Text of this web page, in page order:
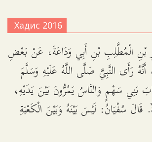
Хадис 2016
بْنِ الْمُطَّلِبِ بْنِ أَبِي وَدَاعَةَ، عَنْ بَعْضِ
رَأَى النَّبِيَّ صَلَّى اللَّهُ عَلَيْهِ وَسَلَّمَ
بَنِي سَهْمٍ وَالنَّاسُ يَمُرُّونَ بَيْنَ يَدَيْهِ،
قَالَ سُفْيَانُ: لَيْسَ بَيْنَهُ وَبَيْنَ الْكَعْبَةِ